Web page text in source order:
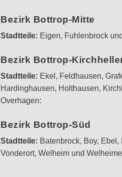
Bezirk Bottrop-Mitte
Stadtteile: Eigen, Fuhlenbrock
Bezirk Bottrop-
Stadtteile: Ekel, Feldhausen,
Hardinghausen, Holthausen,
Overhagen:
Bezirk Bottrop-Süd
Stadtteile: Batenbrock, Boy, Ebel,
Vonderort, Welheim und